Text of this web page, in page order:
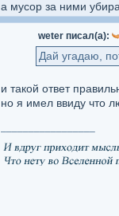
а мусор за ними
weter писал(а):
Дай угадаю,
и такой ответ
но я имел ввиду что